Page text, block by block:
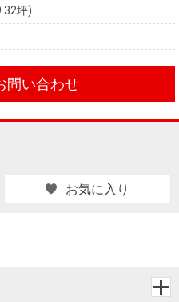
坪)
問い合わせ
お気に入り